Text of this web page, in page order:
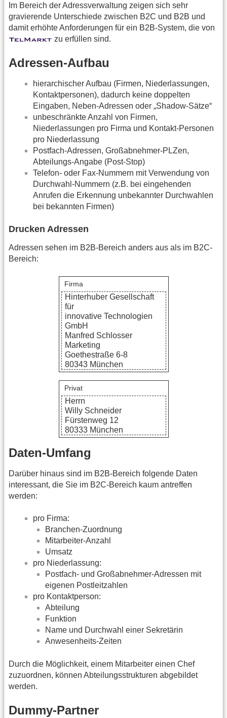
Im Bereich der Adressverwaltung zeigen sich sehr
gravierende Unterschiede zwischen B2C und B2B und
damit erhöhte Anforderungen für ein B2B-System, die von
zu erfüllen sind.
Adressen-Aufbau
hierarchischer Aufbau (Firmen, Niederlassungen,
Kontaktpersonen), dadurch keine doppelten
Eingaben, Neben-Adressen oder „Shadow-Sätze“
unbeschränkte Anzahl von Firmen,
Niederlassungen pro Firma und Kontakt-Personen
pro Niederlassung
Postfach-Adressen, Großabnehmer-PLZen,
Abteilungs-Angabe (Post-Stop)
Telefon- oder Fax-Nummern mit Verwendung von
Durchwahl-Nummern (z.B. bei eingehenden
Anrufen die Erkennung unbekannter Durchwahlen
bei bekannten Firmen)
Drucken Adressen
Adressen sehen im B2B-Bereich anders aus als im B2C-
Bereich:
Firma
Hinterhuber Gesellschaft
für
innovative Technologien
GmbH
Manfred Schlosser
Marketing
Goethestraße 6-8
80343 München
Privat
Herrn
Willy Schneider
Fürstenweg 12
80333 München
Daten-Umfang
Darüber hinaus sind im B2B-Bereich folgende Daten
interessant, die Sie im B2C-Bereich kaum antreffen
werden:
pro Firma:
Branchen-Zuordnung
Mitarbeiter-Anzahl
Umsatz
pro Niederlassung:
Postfach- und Großabnehmer-Adressen mit
eigenen Postleitzahlen
pro Kontaktperson:
Abteilung
Funktion
Name und Durchwahl einer Sekretärin
Anwesenheits-Zeiten
Durch die Möglichkeit, einem Mitarbeiter einen Chef
zuzuordnen, können Abteilungsstrukturen abgebildet
werden.
Dummy-Partner